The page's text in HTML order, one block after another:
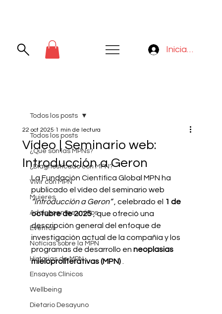
Iniciar sesión
Todos los posts
¿Qué son las MPNs?
¿Diagnosticado con MPN?
Vivir con MPN
Mujeres
Adolescentes y niños
Eventos
Notícias sobre la MPN
Historias de MPN
Ensayos Clínicos
Wellbeing
Dietario Desayuno
Todos los posts
Vídeo | Seminario web:
Introducción a Geron
22 oct 2025 1 min de lectura
La Fundación Científica Global MPN ha
publicado el vídeo del seminario web
“Introducción a Geron” , celebrado el 1 de
octubre de 2025, que ofreció una
descripción general del enfoque de
investigación actual de la compañía y los
programas de desarrollo en neoplasias
mieloproliferativas (MPN) .